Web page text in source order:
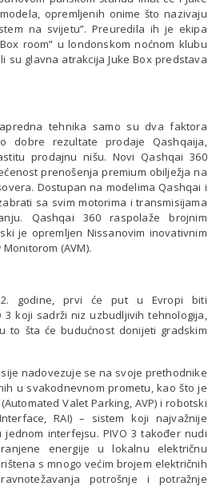
opremljenih onime što nazivaju
na svijetu”. Preuredila ih je ekipa
room” u londonskom noćnom klubu
su glavna atrakcija Juke Box predstava
tehnika samo su dva faktora
dobre rezultate prodaje Qashqaija,
prodajnu nišu. Novi Qashqai 360
prenošenja premium obilježja na
Dostupan na modelima Qashqai i
sa svim motorima i transmisijama
Qashqai 360 raspolaže brojnim
je opremljen Nissanovim inovativnim
(AVM).
godine, prvi će put u Evropi biti
3 koji sadrži niz uzbudljivih tehnologija,
to šta će budućnost donijeti gradskim
nadovezuje se na svoje prethodnike
u svakodnevnom prometu, kao što je
Valet Parking, AVP) i robotski
RAI) – sistem koji najvažnije
interfejsu. PIVO 3 također nudi
energije u lokalnu električnu
s mnogo većim brojem električnih
potrošnje i potražnje